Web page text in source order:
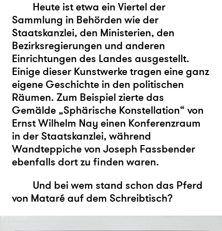
Heute ist etwa ein Viertel der
Sammlung in Behörden wie der
Staatskanzlei, den Ministerien, den
Bezirksregierungen und anderen
Einrichtungen des Landes ausgestellt.
Einige dieser Kunstwerke tragen eine ganz
eigene Geschichte in den politischen
Räumen. Zum Beispiel zierte das
Gemälde „Sphärische Konstellation“ von
Ernst Wilhelm Nay einen Konferenzraum
in der Staatskanzlei, während
Wandteppiche von Joseph Fassbender
ebenfalls dort zu finden waren.
Und bei wem stand schon das Pferd
von Mataré auf dem Schreibtisch?